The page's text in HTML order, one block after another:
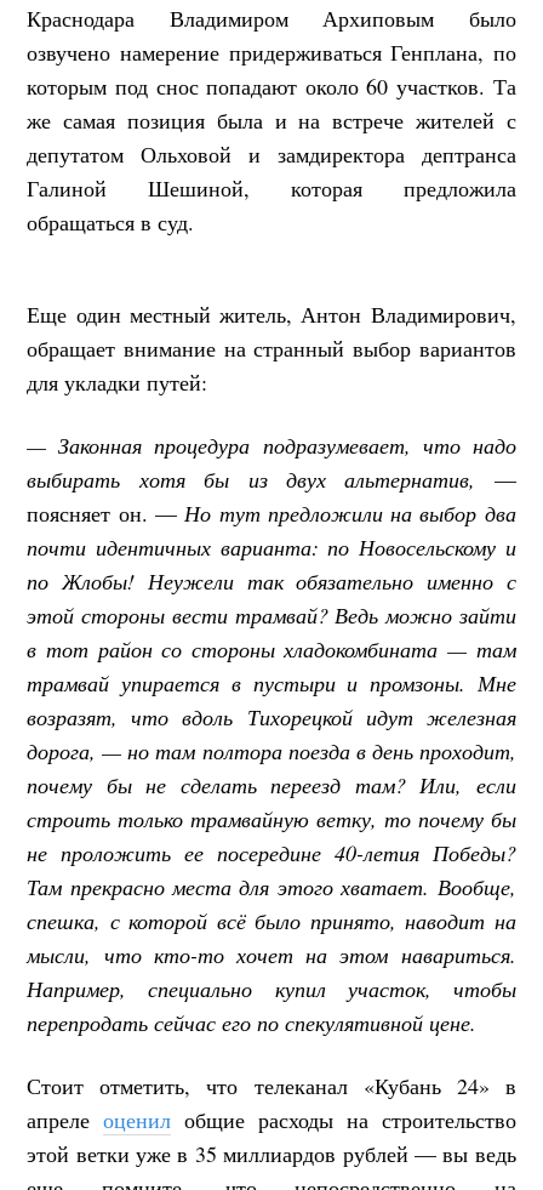
Краснодара Владимиром Архиповым было
озвучено намерение придерживаться Генплана, по
которым под снос попадают около 60 участков. Та
же самая позиция была и на встрече жителей с
депутатом Ольховой и замдиректора дептранса
Галиной Шешиной, которая предложила
обращаться в суд.
Еще один местный житель, Антон Владимирович,
обращает внимание на странный выбор вариантов
для укладки путей:
— Законная процедура подразумевает, что надо
выбирать хотя бы из двух альтернатив, —
поясняет он. — Но тут предложили на выбор два
почти идентичных варианта: по Новосельскому и
по Жлобы! Неужели так обязательно именно с
этой стороны вести трамвай? Ведь можно зайти
в тот район со стороны хладокомбината — там
трамвай упирается в пустыри и промзоны. Мне
возразят, что вдоль Тихорецкой идут железная
дорога, — но там полтора поезда в день проходит,
почему бы не сделать переезд там? Или, если
строить только трамвайную ветку, то почему бы
не проложить ее посередине 40-летия Победы?
Там прекрасно места для этого хватает. Вообще,
спешка, с которой всё было принято, наводит на
мысли, что кто-то хочет на этом навариться.
Например, специально купил участок, чтобы
перепродать сейчас его по спекулятивной цене.
Стоит отметить, что телеканал «Кубань 24» в
апрелеоценил общие расходы на строительство
этой ветки уже в 35 миллиардов рублей — вы ведь